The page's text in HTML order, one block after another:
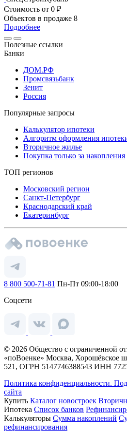
Стоимость от 0 ₽
Объектов в продаже 8
Подробнее
Полезные ссылки
Банки
ДОМ.РФ
Промсвязьбанк
Зенит
Россия
Популярные запросы
Калькулятор ипотеки
Алгоритм оформления
Вторичное жилье
Покупка только за накопления
ТОП регионов
Московский регион
Санкт-Петербург
Краснодарский край
Екатеринбург
8 800 500-71-81 Пн-Пт 09:00-18:00
Соцсети
© 2026 Общество с ограниченной
«поВоенке» Москва, Хорошёвское
521, ОГРН 5147746388543 ИНН
Политика конфиденциальности.
сайта
Купить Каталог новостроек
Ипотека Список банков
Калькуляторы Сумма накоплений
рефинансирования